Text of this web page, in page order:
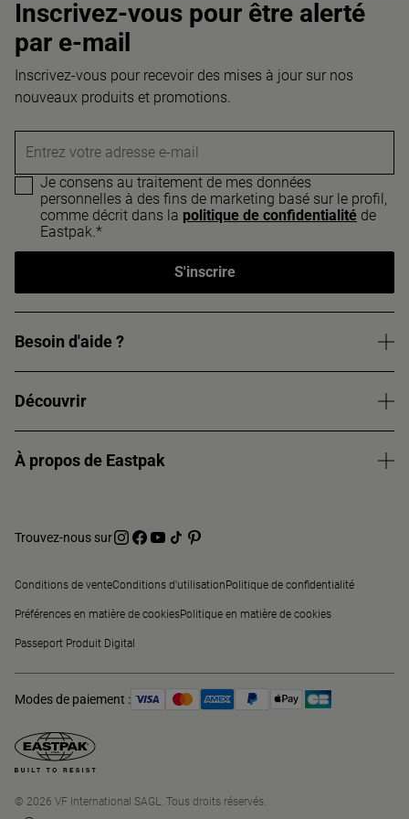
Inscrivez-vous pour être alerté
par e-mail
Inscrivez-vous pour recevoir des mises à jour sur nos
nouveaux produits et promotions.
Entrez votre adresse e-mail
Je consens au traitement de mes données
personnelles à des fins de marketing basé sur le profil,
comme décrit dans la politique de confidentialité de
Eastpak.*
S'inscrire
Besoin d'aide ?
Découvrir
À propos de Eastpak
Trouvez-nous sur
Conditions de venteConditions d'utilisationPolitique de confidentialité
Préférences en matière de cookiesPolitique en matière de cookies
Passeport Produit Digital
Modes de paiement :
© 2026 VF International SAGL. Tous droits réservés.